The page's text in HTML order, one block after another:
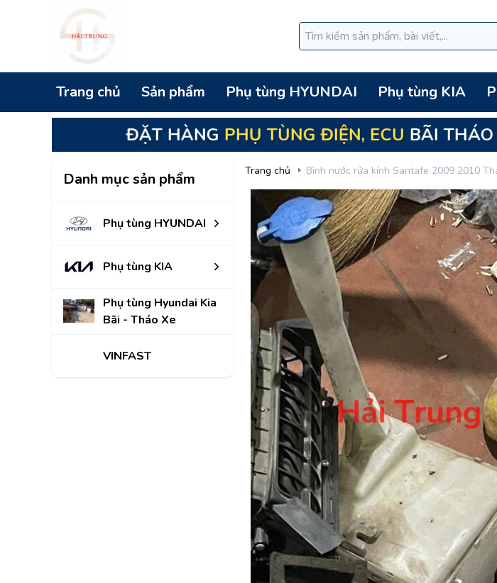
Trang chủ Sản phẩm Phụ tùng HYUNDAI Phụ tùng KIA
PHỤ TÙNG ĐIỆN, ECUBÃI THÁO XE GIÁ RẺ
Danh mục sản phẩm
Phụ tùng HYUNDAI
Phụ tùng KIA
Phụ tùng Hyundai Kia
Bãi - Tháo Xe
VINFAST
Trang chủ Bình nước rửa kính Santafe 2009 2010